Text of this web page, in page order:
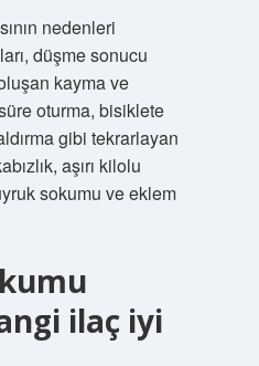
nedenleri
düşme sonucu
kayma ve
oturma, bisiklete
gibi tekrarlayan
aşırı kilolu
sokumu ve eklem
ilaç iyi